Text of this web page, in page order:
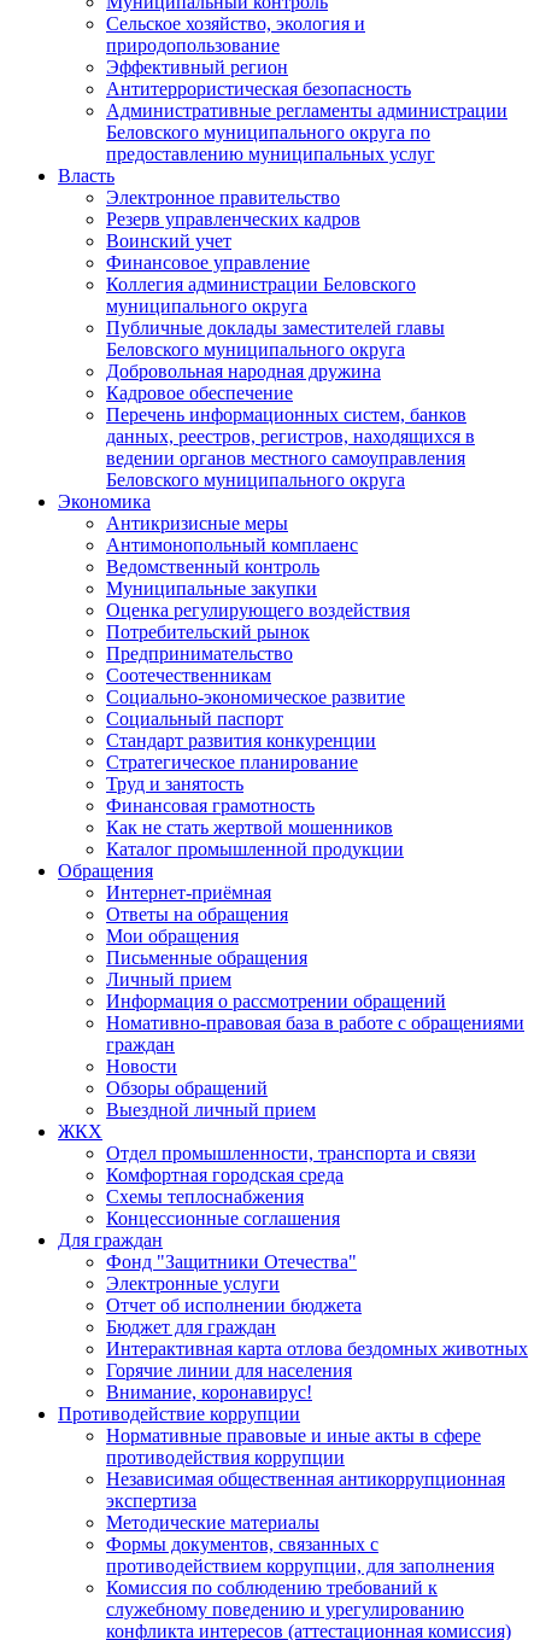
Сельское хозяйство, экология и
природопользование
Эффективный регион
Антитеррористическая безопасность
Административные регламенты администрации
Беловского муниципального округа по
предоставлению муниципальных услуг
Власть
Электронное правительство
Резерв управленческих кадров
Воинский учет
Финансовое управление
Коллегия администрации Беловского
муниципального округа
Публичные доклады заместителей главы
Беловского муниципального округа
Добровольная народная дружина
Кадровое обеспечение
Перечень информационных систем, банков
данных, реестров, регистров, находящихся в
ведении органов местного самоуправления
Беловского муниципального округа
Экономика
Антикризисные меры
Антимонопольный комплаенс
Ведомственный контроль
Муниципальные закупки
Оценка регулирующего воздействия
Потребительский рынок
Предпринимательство
Соотечественникам
Социально-экономическое развитие
Социальный паспорт
Стандарт развития конкуренции
Стратегическое планирование
Труд и занятость
Финансовая грамотность
Как не стать жертвой мошенников
Каталог промышленной продукции
Обращения
Интернет-приёмная
Ответы на обращения
Мои обращения
Письменные обращения
Личный прием
Информация о рассмотрении обращений
Номативно-правовая база в работе с обращениями
граждан
Новости
Обзоры обращений
Выездной личный прием
ЖКХ
Отдел промышленности, транспорта и связи
Комфортная городская среда
Схемы теплоснабжения
Концессионные соглашения
Для граждан
Фонд "Защитники Отечества"
Электронные услуги
Отчет об исполнении бюджета
Бюджет для граждан
Интерактивная карта отлова бездомных животных
Горячие линии для населения
Внимание, коронавирус!
Противодействие коррупции
Нормативные правовые и иные акты в сфере
противодействия коррупции
Независимая общественная антикоррупционная
экспертиза
Методические материалы
Формы документов, связанных с
противодействием коррупции, для заполнения
Комиссия по соблюдению требований к
служебному поведению и урегулированию
конфликта интересов (аттестационная комиссия)